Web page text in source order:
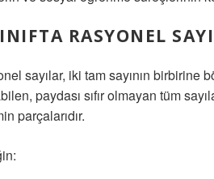
RASYONEL
sayılar, iki tam sayının birbirine
paydası sıfır olmayan tüm
parçalarıdır.